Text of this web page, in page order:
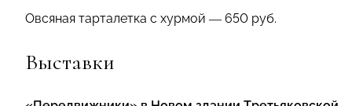
⁠Овсяная тарталетка с хурмой — 650 руб.
Выставки